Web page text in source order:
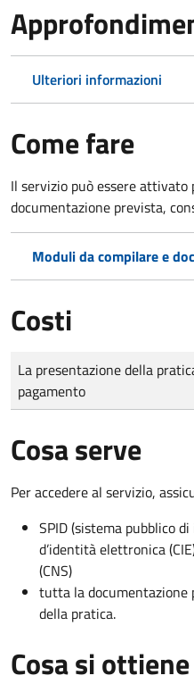
Ulteriori informazioni
Come fare
Il servizio può essere
documentazione prevista,
Moduli da compilare e
Costi
Tipo di pagamento
Importo
La presentazione della
pagamento
Cosa serve
Per accedere al servizio,
SPID (sistema pubblico
d’identità elettronica
(CNS)
tutta la documentazione
della pratica.
Cosa si ottiene